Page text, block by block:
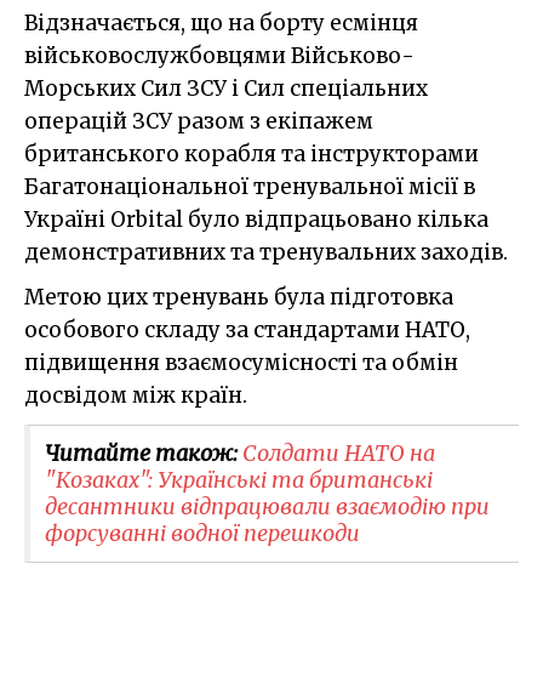
Відзначається, що на борту есмінця
військовослужбовцями Військово-
Морських Сил ЗСУ і Сил спеціальних
операцій ЗСУ разом з екіпажем
британського корабля та інструкторами
Багатонаціональної тренувальної місії в
Україні Orbital було відпрацьовано кілька
демонстративних та тренувальних заходів.
Метою цих тренувань була підготовка
особового складу за стандартами НАТО,
підвищення взаємосумісності та обмін
досвідом між країн.
Читайте також:Солдати НАТО на
"Козаках": ​Українські та британські
десантники відпрацювали взаємодію при
форсуванні водної перешкоди